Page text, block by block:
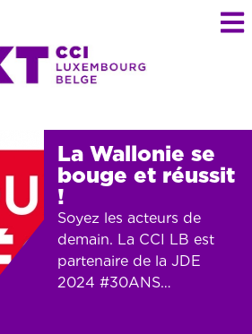
La Wallonie se
bouge et réussit
!
Soyez les acteurs de
demain. La CCI LB est
partenaire de la JDE
2024 #30ANS…